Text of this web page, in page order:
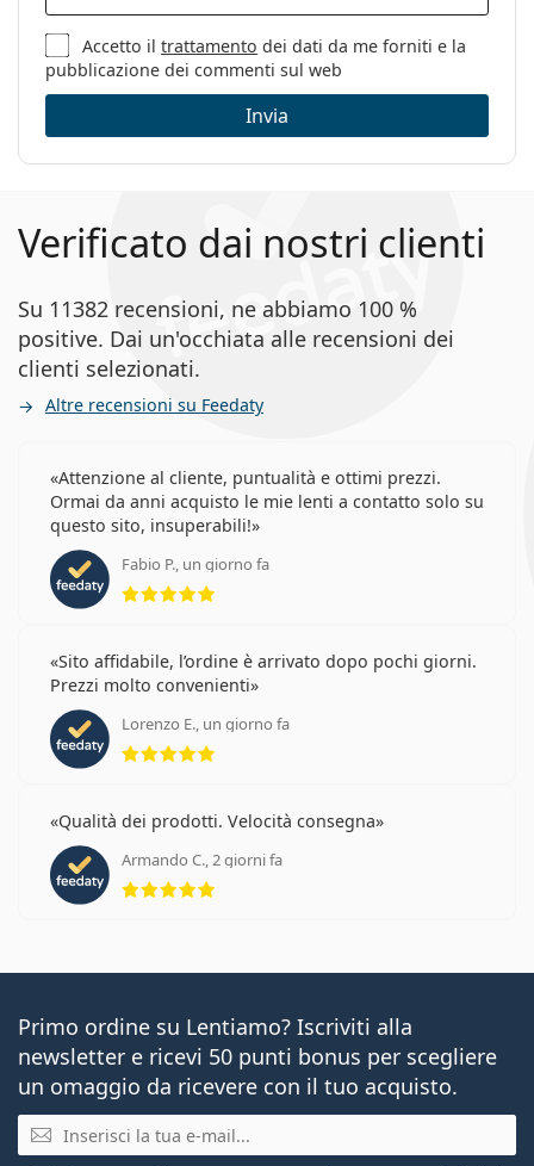
Accetto iltrattamento dei dati da me forniti e la
pubblicazione dei commenti sul web
Invia
Verificato dai nostri clienti
Su 11382 recensioni, ne abbiamo 100 %
positive. Dai un'occhiata alle recensioni dei
clienti selezionati.
Altre recensioni su Feedaty
Attenzione al cliente, puntualità e ottimi prezzi.
Ormai da anni acquisto le mie lenti a contatto solo su
questo sito, insuperabili!
Fabio P., un giorno fa
Sito affidabile, l’ordine è arrivato dopo pochi giorni.
Prezzi molto convenienti
Lorenzo E., un giorno fa
valutazione 5 di 5
Qualità dei prodotti. Velocità consegna
Armando C., 2 giorni fa
valutazione 5 di 5
Primo ordine su Lentiamo? Iscriviti alla
newsletter e ricevi 50 punti bonus per scegliere
un omaggio da ricevere con il tuo acquisto.
E-mail